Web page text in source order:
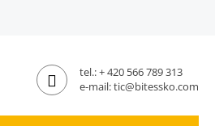
tel.:+ 420 566 789 313
e-mail:tic@bitessko.com